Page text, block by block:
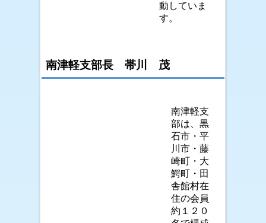
動していま
す。
南津軽支部長 帯川 茂
南津軽支
部は、黒
石市・平
川市・藤
崎町・大
鰐町・田
舎館村在
住の会員
約１２０